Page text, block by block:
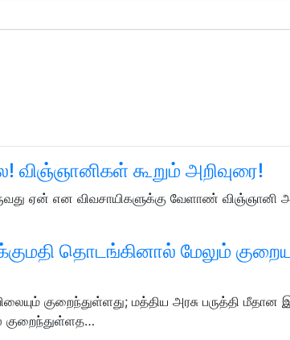
விஞ்ஞானிகள் கூறும் அறிவுரை!
ஏன் என விவசாயிகளுக்கு வேளாண் விஞ்ஞானி
தொடங்கினால் மேலும்
குறைந்துள்ளது; மத்திய அரசு பருத்தி மீதான
குறைந்துள்ளத…